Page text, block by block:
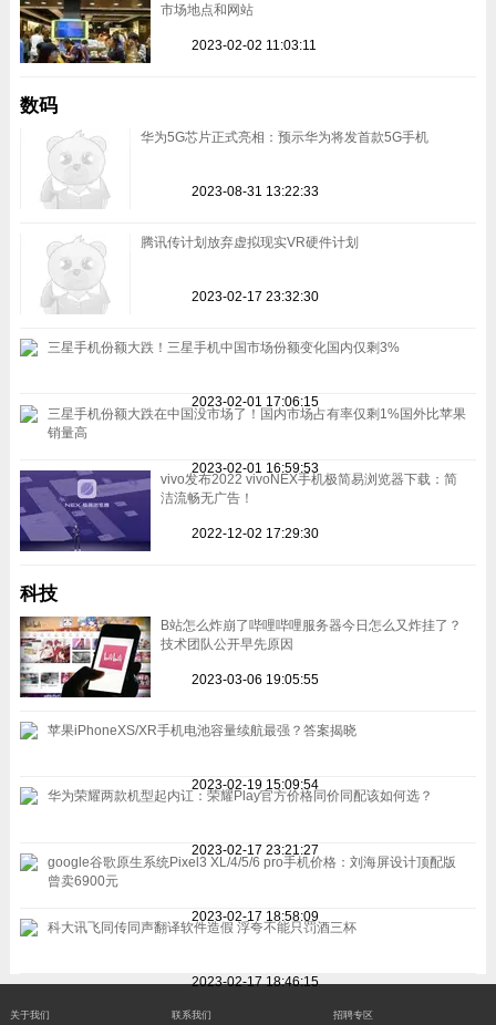
市场地点和网站
2023-02-02 11:03:11
数码
华为5G芯片正式亮相：预示华为将发首款5G手机
2023-08-31 13:22:33
腾讯传计划放弃虚拟现实VR硬件计划
2023-02-17 23:32:30
三星手机份额大跌！三星手机中国市场份额变化国内仅剩3%
2023-02-01 17:06:15
三星手机份额大跌在中国没市场了！国内市场占有率仅剩1%国外比苹果
销量高
2023-02-01 16:59:53
vivo发布2022 vivoNEX手机极简易浏览器下载：简
洁流畅无广告！
2022-12-02 17:29:30
科技
B站怎么炸崩了哔哩哔哩服务器今日怎么又炸挂了？
技术团队公开早先原因
2023-03-06 19:05:55
苹果iPhoneXS/XR手机电池容量续航最强？答案揭晓
2023-02-19 15:09:54
华为荣耀两款机型起内讧：荣耀Play官方价格同价同配该如何选？
2023-02-17 23:21:27
google谷歌原生系统Pixel3 XL/4/5/6 pro手机价格：刘海屏设计顶配版
曾卖6900元
2023-02-17 18:58:09
科大讯飞同传同声翻译软件造假 浮夸不能只罚酒三杯
2023-02-17 18:46:15
关于我们 联系我们 招聘专区